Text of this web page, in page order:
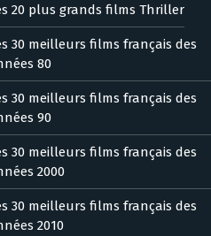
20 plus grands films Thriller
30 meilleurs films français des
80
30 meilleurs films français des
90
30 meilleurs films français des
2000
30 meilleurs films français des
2010